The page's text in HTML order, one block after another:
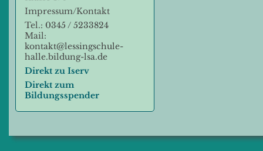
Impressum/Kontakt
Tel.: 0345 / 5233824
Mail:
kontakt@lessingschule-
halle.bildung-lsa.de
Direkt zu Iserv
Direkt zum
Bildungsspender